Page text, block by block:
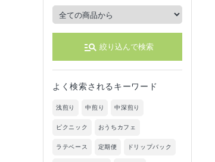
manage_search 絞り込んで検索
よく検索されるキーワード
浅煎り 中煎り 中深煎り
ピクニック おうちカフェ
ラテベース 定期便 ドリップバック